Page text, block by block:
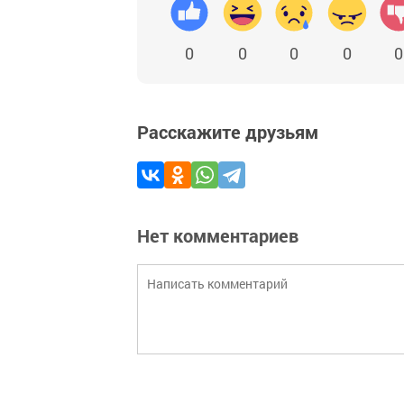
0 0 0 0 0
Расскажите друзьям
Нет комментариев